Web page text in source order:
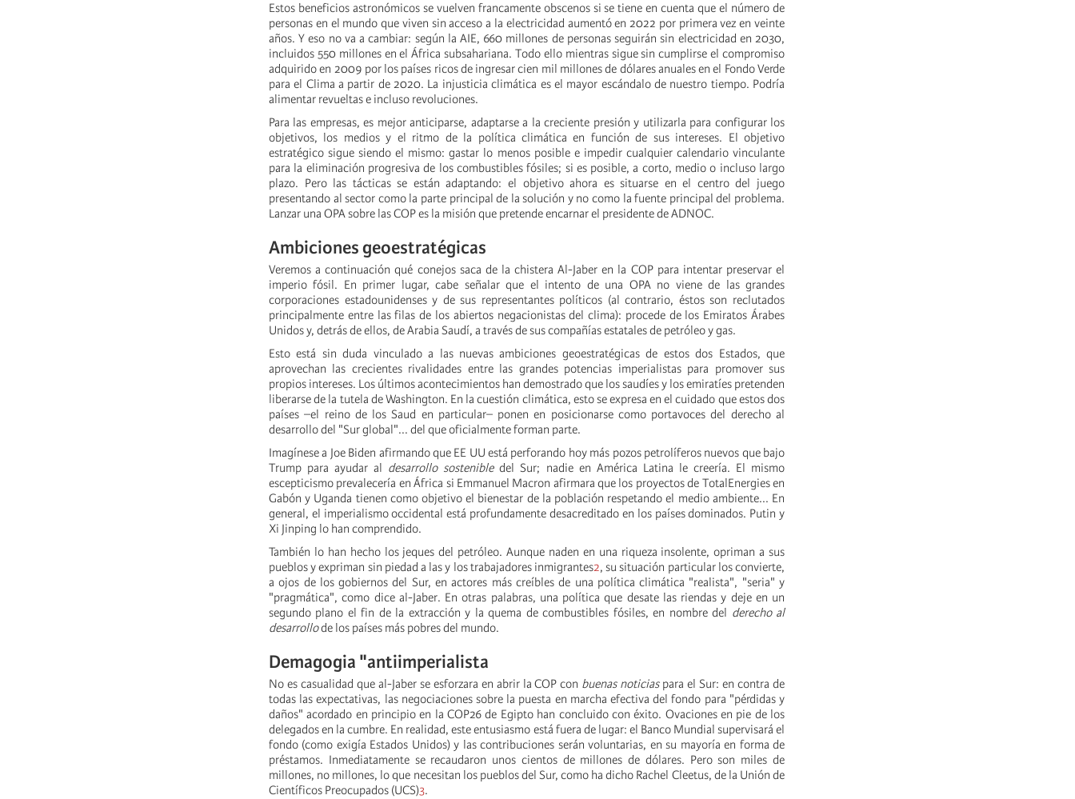
Estos beneficios astronómicos se vuelven francamente obscenos si se tiene en cuenta que el número de
personas en el mundo que viven sin acceso a la electricidad aumentó en 2022 por primera vez en veinte
años. Y eso no va a cambiar: según la AIE, 660 millones de personas seguirán sin electricidad en 2030,
incluidos 550 millones en el África subsahariana. Todo ello mientras sigue sin cumplirse el compromiso
adquirido en 2009 por los países ricos de ingresar cien mil millones de dólares anuales en el Fondo Verde
para el Clima a partir de 2020. La injusticia climática es el mayor escándalo de nuestro tiempo. Podría
alimentar revueltas e incluso revoluciones.
Para las empresas, es mejor anticiparse, adaptarse a la creciente presión y utilizarla para configurar los
objetivos, los medios y el ritmo de la política climática en función de sus intereses. El objetivo
estratégico sigue siendo el mismo: gastar lo menos posible e impedir cualquier calendario vinculante
para la eliminación progresiva de los combustibles fósiles; si es posible, a corto, medio o incluso largo
plazo. Pero las tácticas se están adaptando: el objetivo ahora es situarse en el centro del juego
presentando al sector como la parte principal de la solución y no como la fuente principal del problema.
Lanzar una OPA sobre las COP es la misión que pretende encarnar el presidente de ADNOC.
Ambiciones geoestratégicas
Veremos a continuación qué conejos saca de la chistera Al-Jaber en la COP para intentar preservar el
imperio fósil. En primer lugar, cabe señalar que el intento de una OPA no viene de las grandes
corporaciones estadounidenses y de sus representantes políticos (al contrario, éstos son reclutados
principalmente entre las filas de los abiertos negacionistas del clima): procede de los Emiratos Árabes
Unidos y, detrás de ellos, de Arabia Saudí, a través de sus compañías estatales de petróleo y gas.
Esto está sin duda vinculado a las nuevas ambiciones geoestratégicas de estos dos Estados, que
aprovechan las crecientes rivalidades entre las grandes potencias imperialistas para promover sus
propios intereses. Los últimos acontecimientos han demostrado que los saudíes y los emiratíes pretenden
liberarse de la tutela de Washington. En la cuestión climática, esto se expresa en el cuidado que estos dos
países –el reino de los Saud en particular– ponen en posicionarse como portavoces del derecho al
desarrollo del "Sur global"... del que oficialmente forman parte.
Imagínese a Joe Biden afirmando que EE UU está perforando hoy más pozos petrolíferos nuevos que bajo
Trump para ayudar al desarrollo sostenibledel Sur; nadie en América Latina le creería. El mismo
escepticismo prevalecería en África si Emmanuel Macron afirmara que los proyectos de TotalEnergies en
Gabón y Uganda tienen como objetivo el bienestar de la población respetando el medio ambiente... En
general, el imperialismo occidental está profundamente desacreditado en los países dominados. Putin y
Xi Jinping lo han comprendido.
También lo han hecho los jeques del petróleo. Aunque naden en una riqueza insolente, opriman a sus
pueblos y expriman sin piedad a las y los trabajadores inmigrantes2, su situación particular los convierte,
a ojos de los gobiernos del Sur, en actores más creíbles de una política climática "realista", "seria" y
"pragmática", como dice al-Jaber. En otras palabras, una política que desate las riendas y deje en un
segundo plano el fin de la extracción y la quema de combustibles fósiles, en nombre del derecho al
desarrollode los países más pobres del mundo.
Demagogia "antiimperialista
No es casualidad que al-Jaber se esforzara en abrir la COP con buenas noticiaspara el Sur: en contra de
todas las expectativas, las negociaciones sobre la puesta en marcha efectiva del fondo para "pérdidas y
daños" acordado en principio en la COP26 de Egipto han concluido con éxito. Ovaciones en pie de los
delegados en la cumbre. En realidad, este entusiasmo está fuera de lugar: el Banco Mundial supervisará el
fondo (como exigía Estados Unidos) y las contribuciones serán voluntarias, en su mayoría en forma de
préstamos. Inmediatamente se recaudaron unos cientos de millones de dólares. Pero son miles de
millones, no millones, lo que necesitan los pueblos del Sur, como ha dicho Rachel Cleetus, de la Unión de
Científicos Preocupados (UCS)3.